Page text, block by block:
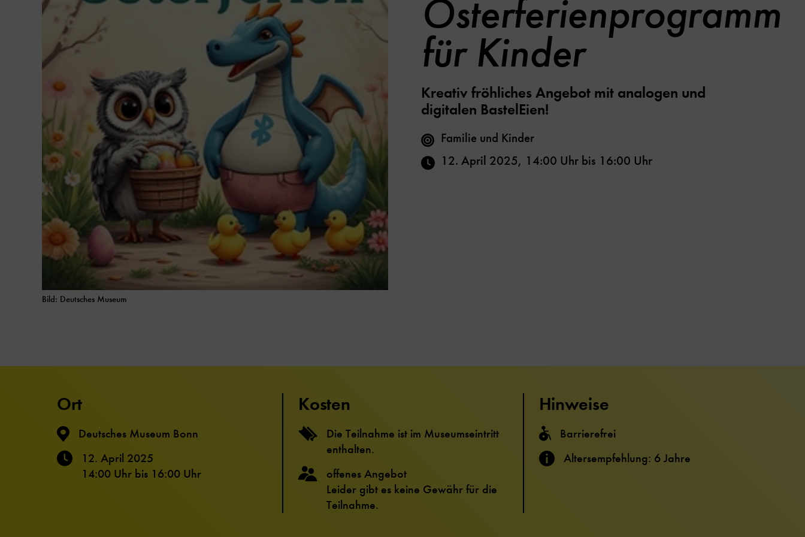
Bild: Deutsches Museum
Osterferienprogramm
für Kinder
Kreativ fröhliches Angebot mit analogen und
digitalen BastelEien!
Familie und Kinder
12. April 2025, 14:00 Uhrbis 16:00 Uhr
Ort
Deutsches Museum Bonn
12. April 2025
14:00 Uhr bis 16:00 Uhr
Kosten
Die Teilnahme ist im Museumseintritt
enthalten.
offenes Angebot
Leider gibt es keine Gewähr für die
Teilnahme.
Hinweise
Barrierefrei
Altersempfehlung: 6 Jahre